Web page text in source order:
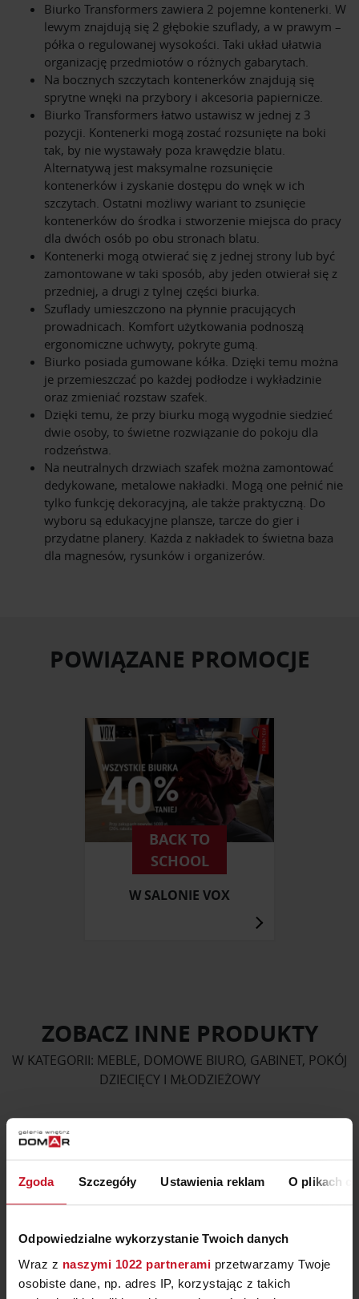
Zgoda Szczegóły Ustawienia reklam O plikach
Odpowiedzialne wykorzystanie Twoich danych
Wraz z naszymi 1022 partnerami przetwarzamy Twoje
osobiste dane, np. adres IP, korzystając z takich
Biurko Transformers zawiera 2 pojemne kontenerki. W
lewym znajdują się 2 głębokie szuflady, a w prawym –
półka o regulowanej wysokości. Taki układ ułatwia
organizację przedmiotów o różnych gabarytach.
Na bocznych szczytach kontenerków znajdują się
sprytne wnęki na przybory i akcesoria papiernicze.
Biurko Transformers łatwo ustawisz w jednej z 3
pozycji. Kontenerki mogą zostać rozsunięte na boki
tak, by nie wystawały poza krawędzie blatu.
Alternatywą jest maksymalne rozsunięcie
kontenerków i zyskanie dostępu do wnęk w ich
szczytach. Ostatni możliwy wariant to zsunięcie
kontenerków do środka i stworzenie miejsca do pracy
dla dwóch osób po obu stronach blatu.
Kontenerki mogą otwierać się z jednej strony lub być
zamontowane w taki sposób, aby jeden otwierał się z
przedniej, a drugi z tylnej części biurka.
Szuflady umieszczono na płynnie pracujących
prowadnicach. Komfort użytkowania podnoszą
ergonomiczne uchwyty, pokryte gumą.
Biurko posiada gumowane kółka. Dzięki temu można
je przemieszczać po każdej podłodze i wykładzinie
oraz zmieniać rozstaw szafek.
Dzięki temu, że przy biurku mogą wygodnie siedzieć
dwie osoby, to świetne rozwiązanie do pokoju dla
rodzeństwa.
Na neutralnych drzwiach szafek można zamontować
dedykowane, metalowe nakładki. Mogą one pełnić nie
tylko funkcję dekoracyjną, ale także praktyczną. Do
wyboru są edukacyjne plansze, tarcze do gier i
przydatne planery. Każda z nakładek to świetna baza
dla magnesów, rysunków i organizerów.
POWIĄZANE PROMOCJE
BACK TO
SCHOOL
W SALONIE VOX
ZOBACZ INNE PRODUKTY
W KATEGORII: MEBLE, DOMOWE BIURO, GABINET, POKÓJ
DZIECIĘCY I MŁODZIEŻOWY